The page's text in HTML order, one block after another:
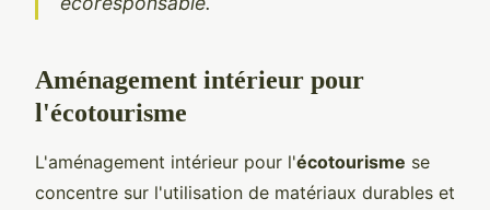
Aménagement intérieur pour
l'écotourisme
L'aménagement intérieur pour l'écotourisme se
concentre sur l'utilisation de matériaux durables et